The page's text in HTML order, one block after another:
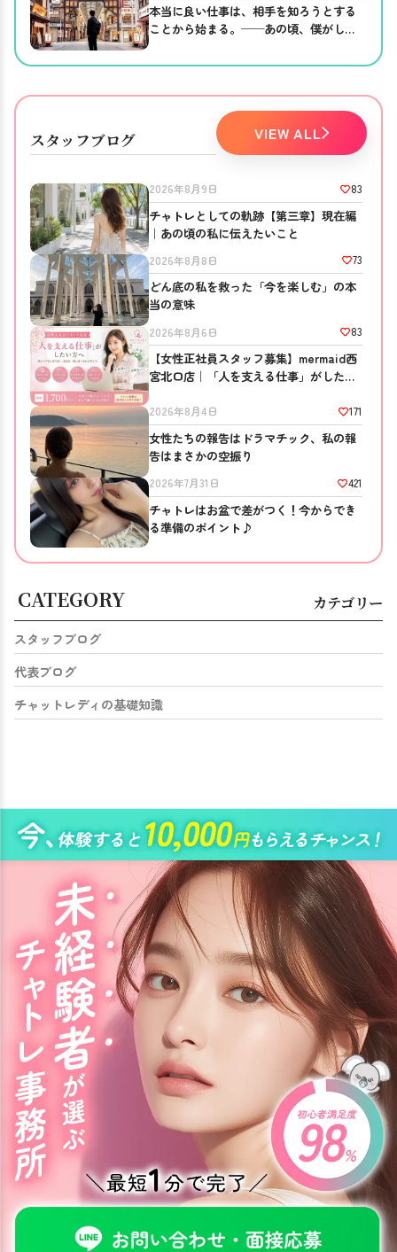
本当に良い仕事は、相手を知ろうとする
ことから始まる。──あの頃、僕がして
スタッフブログ VIEW ALL
2026年8月9日 83
チャトレとしての軌跡【第三章】現在編
｜あの頃の私に伝えたいこと
2026年8月8日 73
どん底の私を救った「今を楽しむ」の本
当の意味
2026年8月6日 83
【女性正社員スタッフ募集】mermaid西
宮北口店｜「人を支える仕事」がしたい
2026年8月4日 171
女性たちの報告はドラマチック、私の報
告はまさかの空振り
2026年7月31日 421
チャトレはお盆で差がつく！今からでき
る準備のポイント♪
CATEGORY カテゴリー
スタッフブログ
代表ブログ
チャットレディの基礎知識